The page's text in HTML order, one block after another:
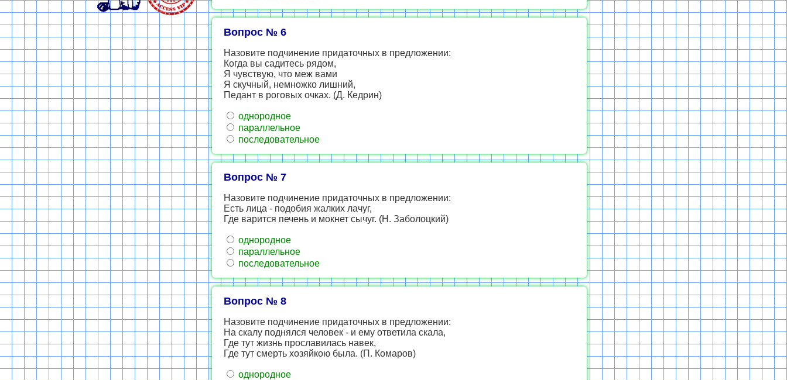
Вопрос № 6
Назовите подчинение придаточных в предложении:
Когда вы садитесь рядом,
Я чувствую, что меж вами
Я скучный, немножко лишний,
Педант в роговых очках. (Д. Кедрин)
однородное
параллельное
последовательное
Вопрос № 7
Назовите подчинение придаточных в предложении:
Есть лица - подобия жалких лачуг,
Где варится печень и мокнет сычуг. (Н. Заболоцкий)
однородное
параллельное
последовательное
Вопрос № 8
Назовите подчинение придаточных в предложении:
На скалу поднялся человек - и ему ответила скала,
Где тут жизнь прославилась навек,
Где тут смерть хозяйкою была. (П. Комаров)
однородное